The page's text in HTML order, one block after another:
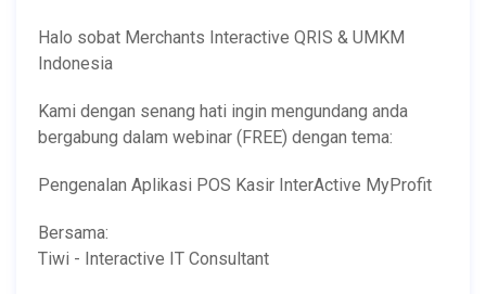
Halo sobat Merchants Interactive QRIS & UMKM
Indonesia
Kami dengan senang hati ingin mengundang anda
bergabung dalam webinar (FREE) dengan tema:
Pengenalan Aplikasi POS Kasir InterActive MyProfit
Bersama:
Tiwi - Interactive IT Consultant